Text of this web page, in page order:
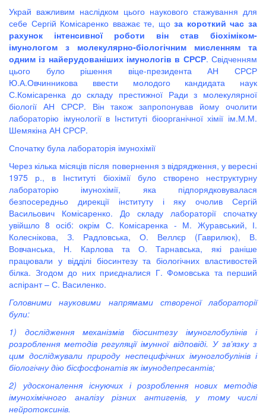
Украй важливим наслідком цього наукового стажування для
себе Сергій Комісаренко вважає те, щоза короткий час за
рахунок інтенсивної роботи він став біохіміком-
імунологом з молекулярно-біологічним мисленням та
одним із найерудованіших імунологів в СРСР. Свідченням
цього було рішення віце-президента АН СРСР
Ю.А.Овчинникова ввести молодого кандидата наук
С.Комісаренка до складу престижної Ради з молекулярної
біології АН СРСР. Він також запропонував йому очолити
лабораторію імунології в Інституті біоорганічної хімії ім.М.М.
Шемякіна АН СРСР.
Спочатку була лабораторія імунохімії
Через кілька місяців після повернення з відрядження, у вересні
1975 р., в Інституті біохімії було створено неструктурну
лабораторію імунохімії, яка підпорядковувалася
безпосередньо дирекції інституту і яку очолив Сергій
Васильович Комісаренко. До складу лабораторії спочатку
увійшло 8 осіб: окрім С. Комісаренка - М. Журавський, І.
Колеснікова, З. Радловська, О. Веллєр (Гаврилюк), В.
Вовчанська, Н. Карлова та О. Тарнавська, які раніше
працювали у відділі біосинтезу та біологічних властивостей
білка. Згодом до них приєдналися Г. Фомовська та перший
аспірант – С. Василенко.
Головними науковими напрямами створеної лабораторії
були:
1) дослідження механізмів біосинтезу імуноглобулінів і
розроблення методів регуляції імунної відповіді. У зв’язку з
цим досліджували природу неспецифічних імуноглобулінів і
біологічну дію бісфосфонатів як імунодепресантів;
2) удосконалення існуючих і розроблення нових методів
імунохімічного аналізу різних антигенів, у тому числі
нейротоксинів.